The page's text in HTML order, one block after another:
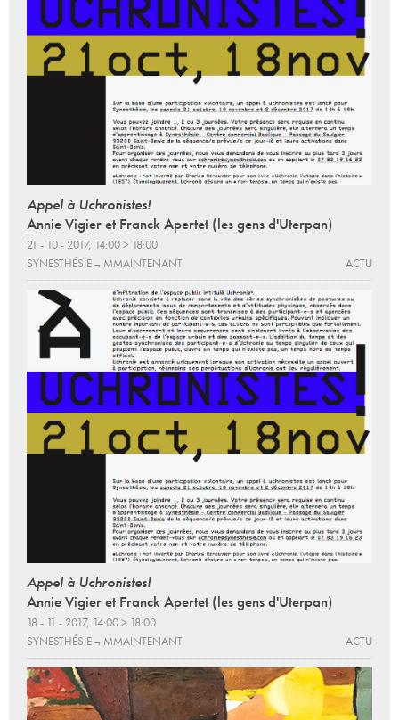
Appel à Uchronistes!
Annie Vigier et Franck Apertet (les gens d'Uterpan)
21 - 10 - 2017, 14:00 > 18:00
SYNESTHÉSIE ¬ MMAINTENANT
ACTU
Appel à Uchronistes!
Annie Vigier et Franck Apertet (les gens d'Uterpan)
18 - 11 - 2017, 14:00 > 18:00
SYNESTHÉSIE ¬ MMAINTENANT
ACTU